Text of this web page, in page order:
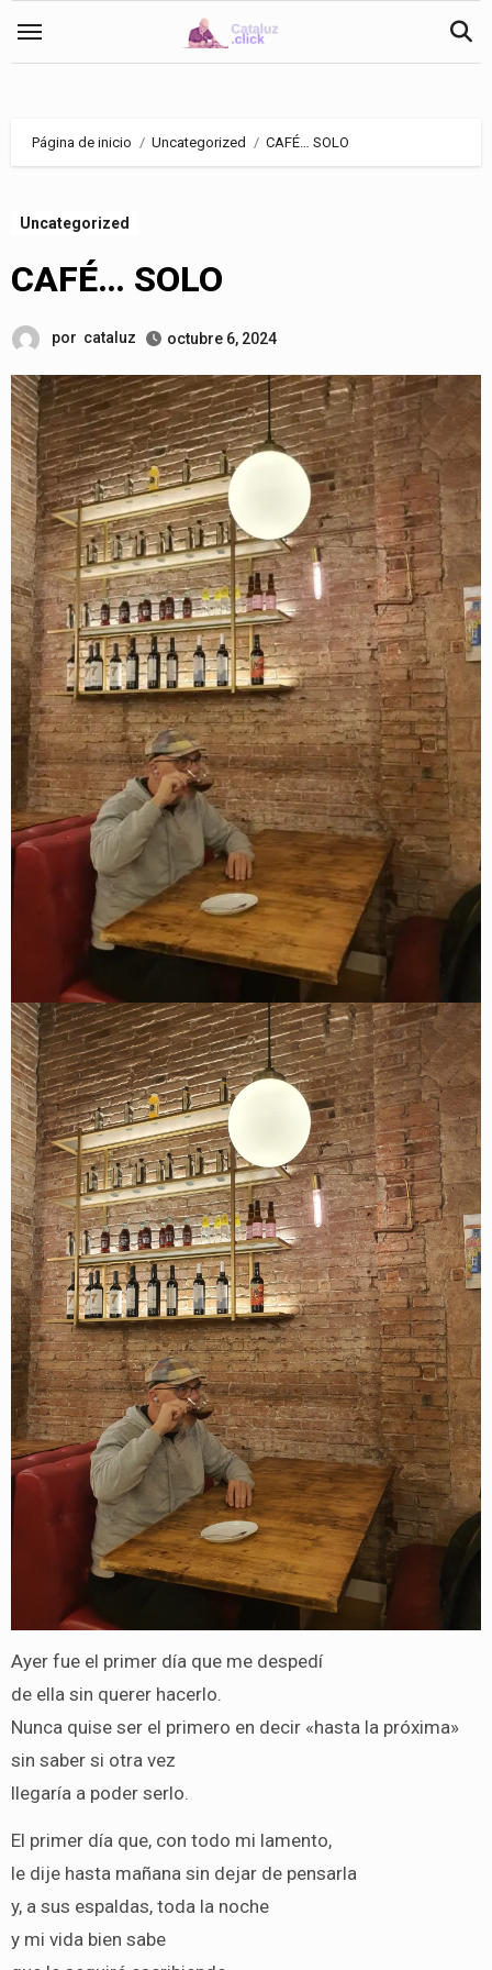
Página de inicio Uncategorized CAFÉ… SOLO
Uncategorized
CAFÉ… SOLO
por cataluz octubre 6, 2024
Ayer fue el primer día que me despedí
de ella sin querer hacerlo.
Nunca quise ser el primero en decir «hasta la próxima»
sin saber si otra vez
llegaría a poder serlo.
El primer día que, con todo mi lamento,
le dije hasta mañana sin dejar de pensarla
y, a sus espaldas, toda la noche
y mi vida bien sabe